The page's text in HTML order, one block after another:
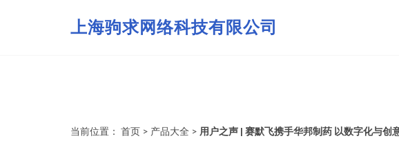
上海驹求网络科技有限公司
当前位置： 首页 > 产品大全 > 用户之声 | 赛默飞携手华邦制药 以数字化与创